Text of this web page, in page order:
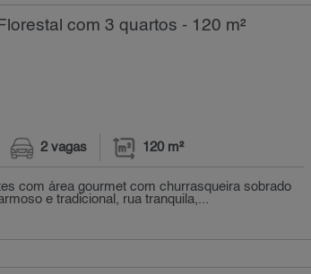
com 3 quartos - 120 m²
2 vagas 120 m²
com área gourmet com churrasqueira sobrado
e tradicional, rua tranquila,...